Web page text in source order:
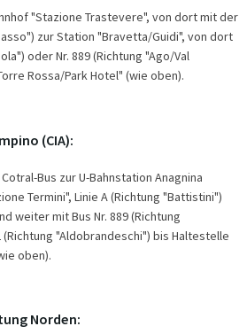
"Stazione Trastevere", von dort mit der
zur Station "Bravetta/Guidi", von dort
oder Nr. 889 (Richtung "Ago/Val
Rossa/Park Hotel" (wie oben).
(CIA):
Bus zur U-Bahnstation Anagnina
Termini", Linie A (Richtung "Battistini")
weiter mit Bus Nr. 889 (Richtung
(Richtung "Aldobrandeschi") bis Haltestelle
oben).
Norden: